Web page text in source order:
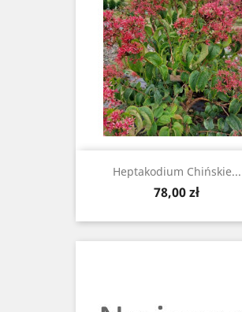
Heptakodium Chińskie...
Cena
78,00 zł